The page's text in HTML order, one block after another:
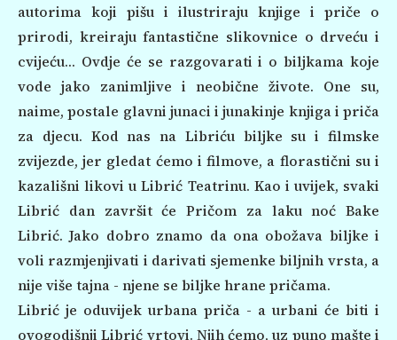
autorima koji pišu i ilustriraju knjige i priče o
prirodi, kreiraju fantastične slikovnice o drveću i
cvijeću… Ovdje će se razgovarati i o biljkama koje
vode jako zanimljive i neobične živote. One su,
naime, postale glavni junaci i junakinje knjiga i priča
za djecu. Kod nas na Libriću biljke su i filmske
zvijezde, jer gledat ćemo i filmove, a florastični su i
kazališni likovi u Librić Teatrinu. Kao i uvijek, svaki
Librić dan završit će Pričom za laku noć Bake
Librić. Jako dobro znamo da ona obožava biljke i
voli razmjenjivati i darivati sjemenke biljnih vrsta, a
nije više tajna - njene se biljke hrane pričama.
Librić je oduvijek urbana priča - a urbani će biti i
ovogodišnji Librić vrtovi. Njih ćemo, uz puno mašte i